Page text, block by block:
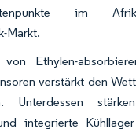
im
Markt.
Ethylen-
verstärkt den
Unterdessen
integrierte